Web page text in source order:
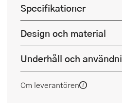
Specifikationer
Design och material
Underhåll och
Om leverantören